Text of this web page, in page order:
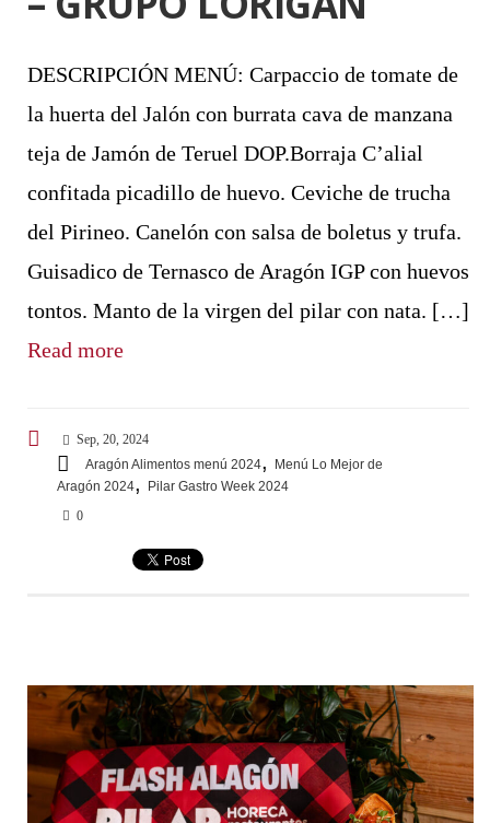
DESCRIPCIÓN MENÚ: Carpaccio de tomate de
la huerta del Jalón con burrata cava de manzana
teja de Jamón de Teruel DOP.Borraja C’alial
confitada picadillo de huevo. Ceviche de trucha
del Pirineo. Canelón con salsa de boletus y trufa.
Guisadico de Ternasco de Aragón IGP con huevos
tontos. Manto de la virgen del pilar con nata. […]
Read more
Sep, 20, 2024
Aragón Alimentos menú 2024,
Menú Lo Mejor de
Aragón 2024,
Pilar Gastro Week 2024
0